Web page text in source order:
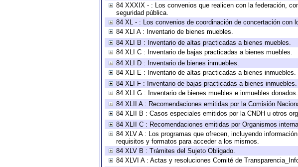
84 XXXIX - : Los convenios que realicen con la federación,
seguridad pública.
84 XL - : Los convenios de coordinación de concertación con
84 XLI A : Inventario de bienes muebles.
84 XLI B : Inventario de altas practicadas a bienes muebles.
84 XLI C : Inventario de bajas practicadas a bienes muebles.
84 XLI D : Inventario de bienes inmuebles.
84 XLI E : Inventario de altas practicadas a bienes inmuebles.
84 XLI F : Inventario de bajas practicadas a bienes inmuebles.
84 XLI G : Inventario de bienes muebles e inmuebles donados.
84 XLII A : Recomendaciones emitidas por la Comisión
84 XLII B : Casos especiales emitidos por la CNDH u otros
84 XLII C : Recomendaciones emitidas por Organismos
84 XLV A : Los programas que ofrecen, incluyendo
requisitos y formatos para acceder a los mismos.
84 XLV B : Trámites del Sujeto Obligado.
84 XLVI A : Actas y resoluciones Comité de